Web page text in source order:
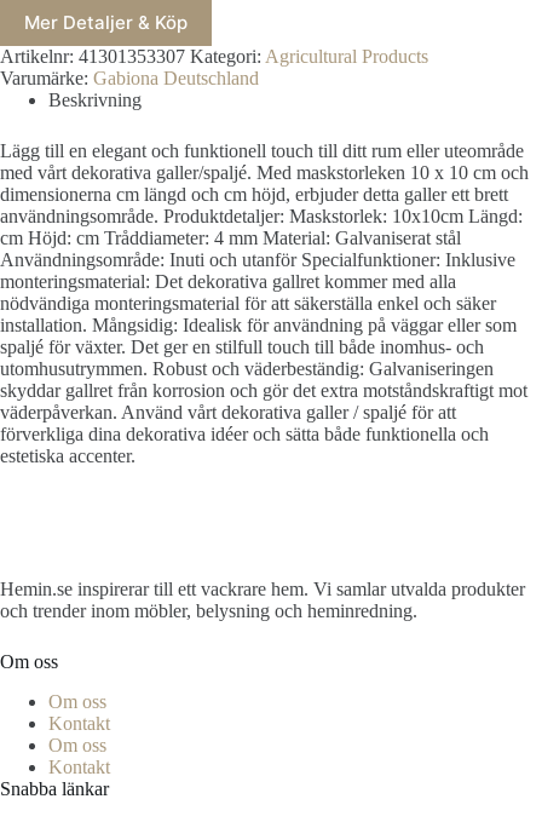
Mer Detaljer & Köp
Artikelnr: 41301353307 Kategori: Agricultural Products
Varumärke: Gabiona Deutschland
Beskrivning
Lägg till en elegant och funktionell touch till ditt rum eller uteområde
med vårt dekorativa galler/spaljé. Med maskstorleken 10 x 10 cm och
dimensionerna cm längd och cm höjd, erbjuder detta galler ett brett
användningsområde. Produktdetaljer: Maskstorlek: 10x10cm Längd:
cm Höjd: cm Tråddiameter: 4 mm Material: Galvaniserat stål
Användningsområde: Inuti och utanför Specialfunktioner: Inklusive
monteringsmaterial: Det dekorativa gallret kommer med alla
nödvändiga monteringsmaterial för att säkerställa enkel och säker
installation. Mångsidig: Idealisk för användning på väggar eller som
spaljé för växter. Det ger en stilfull touch till både inomhus- och
utomhusutrymmen. Robust och väderbeständig: Galvaniseringen
skyddar gallret från korrosion och gör det extra motståndskraftigt mot
väderpåverkan. Använd vårt dekorativa galler / spaljé för att
förverkliga dina dekorativa idéer och sätta både funktionella och
estetiska accenter.
Hemin.se inspirerar till ett vackrare hem. Vi samlar utvalda produkter
och trender inom möbler, belysning och heminredning.
Om oss
Om oss
Kontakt
Om oss
Kontakt
Snabba länkar